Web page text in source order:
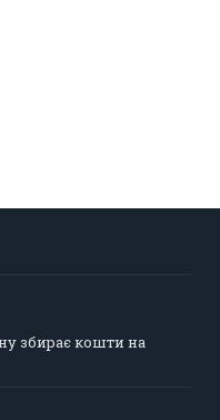
збирає кошти на